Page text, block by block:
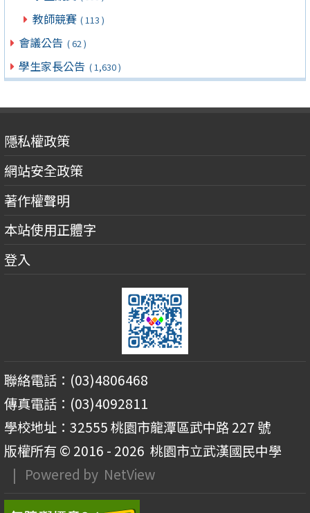
教師競賽 ( 113 )
會議公告 ( 62 )
學生家長公告 ( 1,630 )
隱私權政策
網站安全政策
著作權聲明
本站使用正體字
登入
聯絡電話：(03)4806468
傳真電話：(03)4092811
學校地址：32555 桃園市龍潭區武中路 227 號
版權所有 © 2016 - 2026 桃園市立武漢國民中學
| Powered by NetView